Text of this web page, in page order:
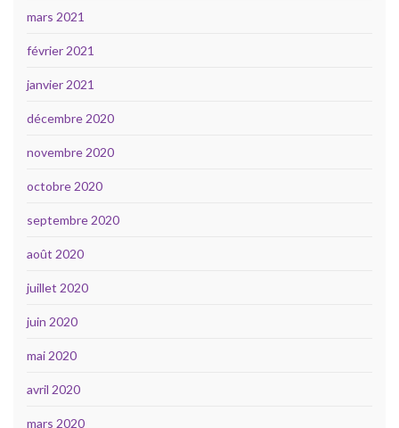
mars 2021
février 2021
janvier 2021
décembre 2020
novembre 2020
octobre 2020
septembre 2020
août 2020
juillet 2020
juin 2020
mai 2020
avril 2020
mars 2020